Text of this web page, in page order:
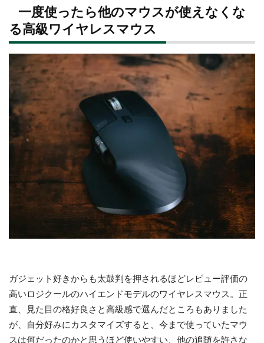
一度使ったら他のマウスが使えなくな
る高級ワイヤレスマウス
ガジェット好きからも太鼓判を押されるほどレビュー評価の
高いロジクールのハイエンドモデルのワイヤレスマウス。正
直、見た目の格好良さと高級感で選んだところもありました
が、自分好みにカスタマイズすると、今まで使っていたマウ
スは何だったのかと思うほど使いやすい、他の追随を許さな